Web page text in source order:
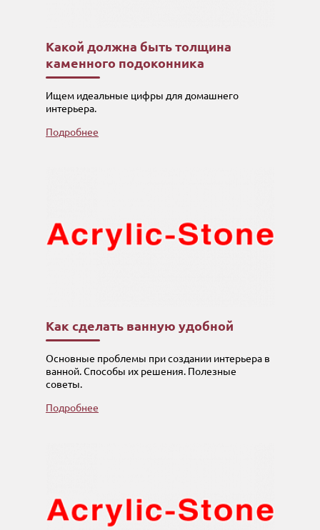
Какой должна быть толщина
каменного подоконника
Ищем идеальные цифры для домашнего
интерьера.
Подробнее
Как сделать ванную удобной
Основные проблемы при создании интерьера в
ванной. Способы их решения. Полезные
советы.
Подробнее